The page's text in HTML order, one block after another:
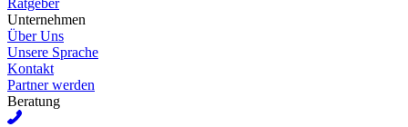
Ratgeber
Unternehmen
Über Uns
Unsere Sprache
Kontakt
Partner werden
Beratung